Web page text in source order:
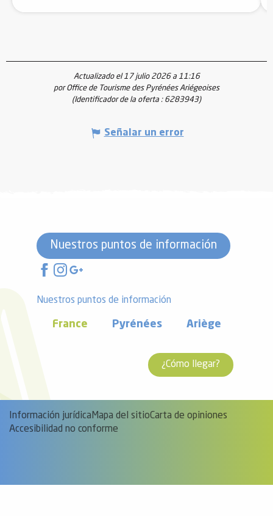
Actualizado el 17 julio 2026 a 11:16
por Office de Tourisme des Pyrénées Ariégeoises
(Identificador de la oferta : 6283943)
Señalar un error
Nuestros puntos de información
Nuestros puntos de información
France Pyrénées Ariège
¿Cómo llegar?
Información jurídicaMapa del sitioCarta de opiniones
Accesibilidad no conforme